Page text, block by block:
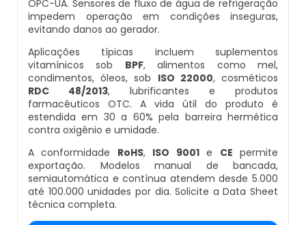
Maquina Contadora
Seladora Rotativa Contínua
Balança Linear
Seladoras Automáticas Com Data
Pesadora
Embaladora De Feijão
Datador De Potes Tampas E Rótulos
Manutenção De Datador De Caixa
Datador Automático De Embalagens
Datador De Embalagens Automático
Datador Hot Stamping
OPC-UA. Sensores de fluxo de água de refrigeração
impedem operação em condições inseguras,
evitando danos ao gerador.
Aplicações típicas incluem suplementos
vitamínicos sob BPF, alimentos como mel,
condimentos, óleos, sob ISO 22000, cosméticos
RDC 48/2013, lubrificantes e produtos
farmacêuticos OTC. A vida útil do produto é
estendida em 30 a 60% pela barreira hermética
contra oxigênio e umidade.
A conformidade RoHS, ISO 9001e CE permite
exportação. Modelos manual de bancada,
semiautomática e contínua atendem desde 5.000
até 100.000 unidades por dia. Solicite a Data Sheet
técnica completa.